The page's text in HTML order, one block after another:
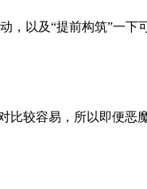
，以及“提前构筑”一下
比较容易，所以即便恶